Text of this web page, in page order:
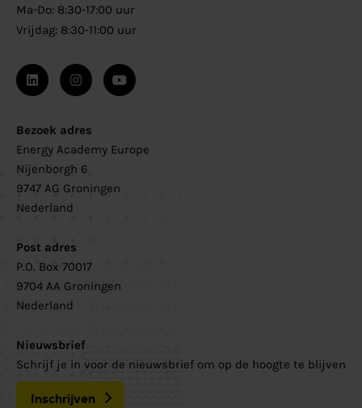
Ma-Do: 8:30-17:00 uur
Vrijdag: 8:30-11:00 uur
Bezoek adres
Energy Academy Europe
Nijenborgh 6
9747 AG Groningen
Nederland
Post adres
P.O. Box 70017
9704 AA Groningen
Nederland
Nieuwsbrief
Schrijf je in voor de nieuwsbrief om op de hoogte te blijven
Inschrijven